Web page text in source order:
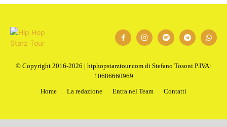
© Copyright 2016-2026 | hiphopstarztour.com di Stefano Tosoni P.IVA:
10686660969
Home
La redazione Entra nel Team Contatti